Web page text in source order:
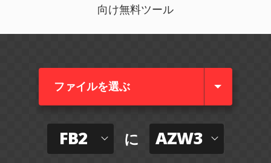
向け無料ツール
ファイルを選ぶ
FB2 に AZW3